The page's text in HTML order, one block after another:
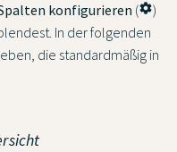
konfigurieren (settings)
In der folgenden
die standardmäßig in